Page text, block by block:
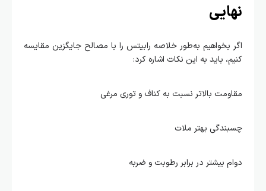
نهایی
اگر بخواهیم به‌طور خلاصه رابیتس را با مصالح جایگزین مقایسه
کنیم، باید به این نکات اشاره کرد:
مقاومت بالاتر نسبت به کناف و توری مرغی
چسبندگی بهتر ملات
دوام بیشتر در برابر رطوبت و ضربه